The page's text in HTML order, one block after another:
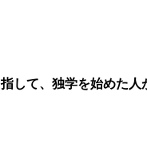
して、独学を始めた人